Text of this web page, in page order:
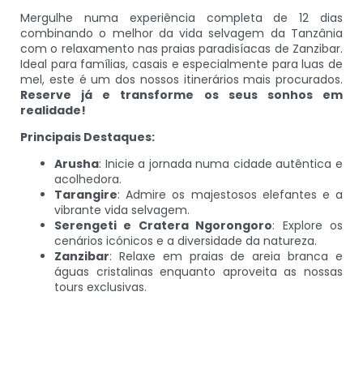
Mergulhe numa experiência completa de 12 dias
combinando o melhor da vida selvagem da Tanzânia
com o relaxamento nas praias paradisíacas de Zanzibar.
Ideal para famílias, casais e especialmente para luas de
mel, este é um dos nossos itinerários mais procurados.
Reserve já e transforme os seus sonhos em
realidade!
Principais Destaques:
Arusha: Inicie a jornada numa cidade autêntica e
acolhedora.
Tarangire: Admire os majestosos elefantes e a
vibrante vida selvagem.
Serengeti e Cratera Ngorongoro: Explore os
cenários icónicos e a diversidade da natureza.
Zanzibar: Relaxe em praias de areia branca e
águas cristalinas enquanto aproveita as nossas
tours exclusivas.